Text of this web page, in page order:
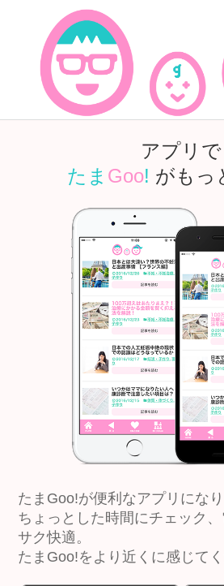
アプリで
たま Goo! がもっ
たまGoo!が便利なアプリになり
ちょっとした時間にチェック
サク快適。
たまGoo!をより近くに感じてく